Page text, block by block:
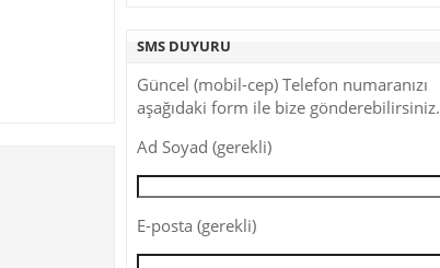
SMS DUYURU
Güncel (mobil-cep) Telefon numaranızı
aşağıdaki form ile bize gönderebilirsiniz.
Ad Soyad (gerekli)
E-posta (gerekli)